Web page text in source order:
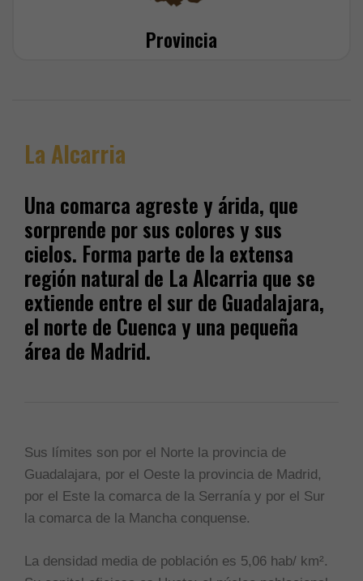
Provincia
La Alcarria
Una comarca agreste y árida, que
sorprende por sus colores y sus
cielos. Forma parte de la extensa
región natural de La Alcarria que se
extiende entre el sur de Guadalajara,
el norte de Cuenca y una pequeña
área de Madrid.
Sus límites son por el Norte la provincia de
Guadalajara, por el Oeste la provincia de Madrid,
por el Este la comarca de la Serranía y por el Sur
la comarca de la Mancha conquense.
La densidad media de población es 5,06 hab/ km².